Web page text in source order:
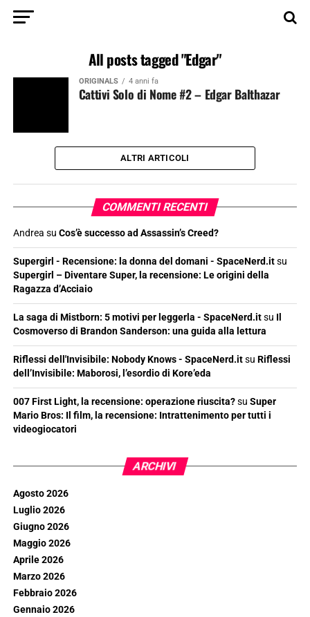
All posts tagged "Edgar"
ORIGINALS 4 anni fa
Cattivi Solo di Nome #2 – Edgar Balthazar
ALTRI ARTICOLI
COMMENTI RECENTI
Andrea su Cos’è successo ad Assassin’s Creed?
Supergirl - Recensione: la donna del domani - SpaceNerd.itsu
Supergirl – Diventare Super, la recensione: Le origini della
Ragazza d’Acciaio
La saga di Mistborn: 5 motivi per leggerla - SpaceNerd.itsu Il
Cosmoverso di Brandon Sanderson: una guida alla lettura
Riflessi dell'Invisibile: Nobody Knows - SpaceNerd.itsu Riflessi
dell’Invisibile: Maborosi, l’esordio di Kore’eda
007 First Light, la recensione: operazione riuscita?su Super
Mario Bros: Il film, la recensione: Intrattenimento per tutti i
videogiocatori
ARCHIVI
Agosto 2026
Luglio 2026
Giugno 2026
Maggio 2026
Aprile 2026
Marzo 2026
Febbraio 2026
Gennaio 2026